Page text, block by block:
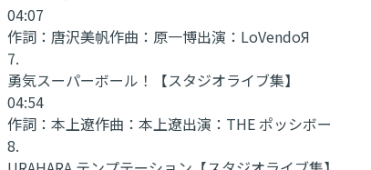
04:07
作詞： 唐沢美帆作曲： 原一博出演： LoVendoЯ
7.
勇気スーパーボール！
【スタジオライブ集】
04:54
作詞： 本上遼作曲： 本上遼出演： THE ポッシボー
8.